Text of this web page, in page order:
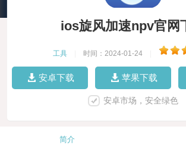
ios旋风加速npv官网
工具 时间：2024-01-24
安卓下载 苹果下载
安卓市场，安全绿色
简介